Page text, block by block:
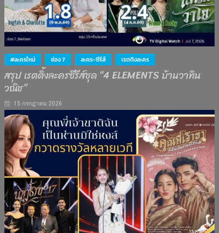
#ละครใหม่ ช่อง 7 ละคร-ซีรีส์ เรตติงละคร
สรุป เรตติ้งละครซีรีส์ชุด “4 ELEMENTS บ้านวาทิน
วณิช”
15 กรกฎาคม 2026